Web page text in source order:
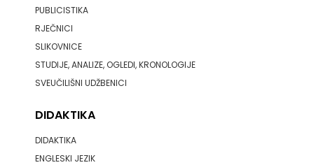
PUBLICISTIKA
RJEČNICI
SLIKOVNICE
STUDIJE, ANALIZE, OGLEDI, KRONOLOGIJE
SVEUČILIŠNI UDŽBENICI
DIDAKTIKA
DIDAKTIKA
ENGLESKI JEZIK